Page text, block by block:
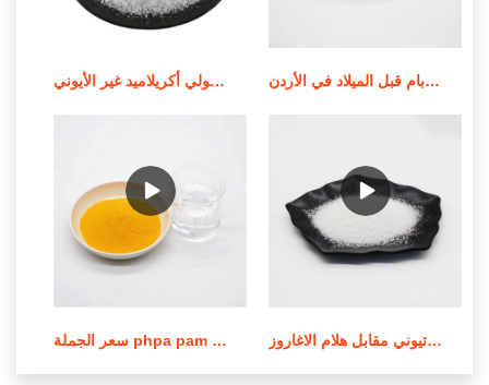
استخدام وإشعار تطبيق بولي أكريلاميد غير الأيوني جودة عالية من الموردين الندف بام قبل الميلاد في الأردن
سعر الجملة phpa pam بولي أكريلاميد في لبنان عملية صنع بولي أكريلاميد الكاتيوني مقابل هلام الاغاروز